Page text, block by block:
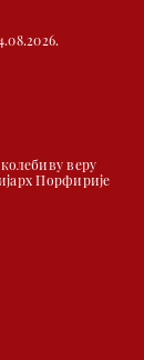
веру
Порфирије